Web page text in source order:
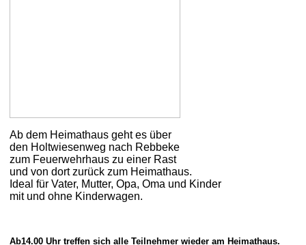
Ab dem Heimathaus geht es über
den Holtwiesenweg nach Rebbeke
zum Feuerwehrhaus zu einer Rast
und von dort zurück zum Heimathaus.
Ideal für Vater, Mutter, Opa, Oma und Kinder
mit und ohne Kinderwagen.
Ab14.00 Uhr treffen sich alle Teilnehmer wieder am Heimathaus.